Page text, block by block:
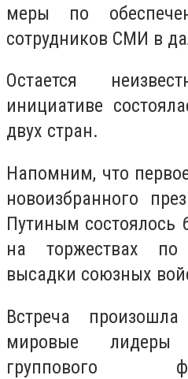
меры по
сотрудников СМИ в
Остается
инициативе
двух стран.
Напомним, что
новоизбранного
Путиным
на торжествах по
высадки союзных
Встреча
мировые лидеры
группового